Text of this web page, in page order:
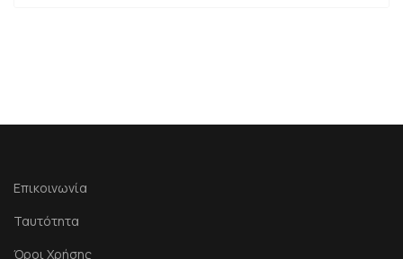
Επικοινωνία
Ταυτότητα
Όροι Χρήσης